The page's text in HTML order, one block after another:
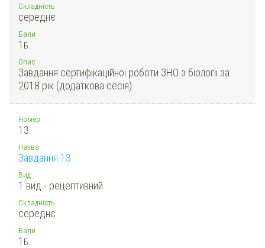
Складність
середнє
Бали
1 Б.
Опис
Завдання сертифікаційної роботи ЗНО з біології за
2018 рік (додаткова сесія).
Номер
13.
Назва
Завдання 13
Вид
1 вид - рецептивний
Складність
середнє
Бали
1 Б.